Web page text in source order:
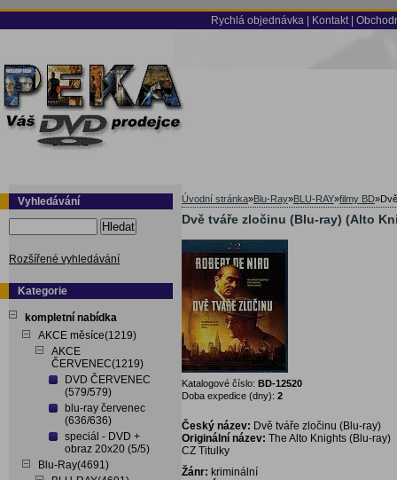
Rychlá objednávka Kontakt
Vyhledávání
Hledat
Rozšířené vyhledávání
Kategorie
kompletní nabídka
AKCE měsíce(1219)
AKCE
ČERVENEC(1219)
DVD ČERVENEC
(579/579)
blu-ray červenec
(636/636)
speciál - DVD +
obraz 20x20 (5/5)
Blu-Ray(4691)
Úvodní stránka»Blu-Ray»BLU-RAY»filmy BD»
Dvě tváře zločinu (Blu-ray) (Alto
Katalogové číslo: BD-12520
Doba expedice (dny): 2
Český název: Dvě tváře zločinu (Blu-ray)
Originální název: The Alto Knights (Blu-ray)
CZ Titulky
Žánr: kriminální